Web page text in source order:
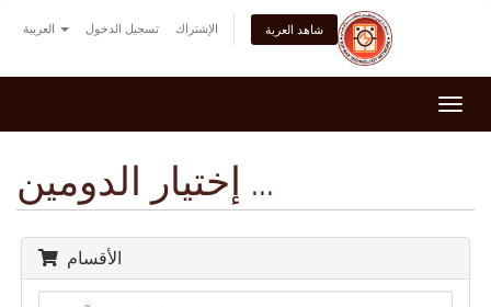
تسجيل الدخول الإشتراك شاهد العربة
إختيار الدومين ...
الأقسام